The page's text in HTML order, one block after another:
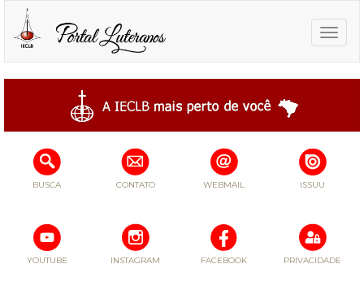
Toggle
BUSCA CONTATO WEBMAIL ISSUU
YOUTUBE INSTAGRAM FACEBOOK PRIVACIDADE